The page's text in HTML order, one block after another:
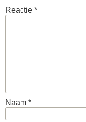
Reactie *
Naam *